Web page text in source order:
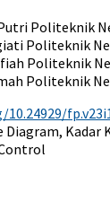
Politeknik
Politeknik
Politeknik
Politeknik
Diagram, Kadar